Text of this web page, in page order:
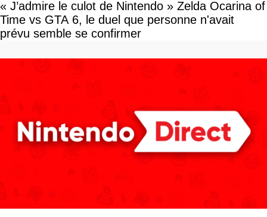
« J’admire le culot de Nintendo » Zelda Ocarina of
Time vs GTA 6, le duel que personne n'avait
prévu semble se confirmer